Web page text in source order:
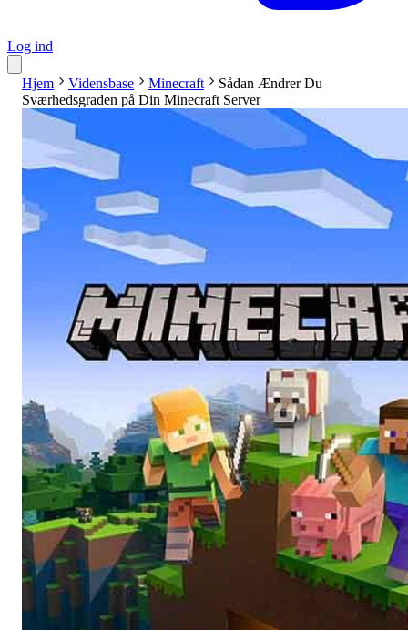
Log ind
Hjem Vidensbase Minecraft
Sådan Ændrer Du
Sværhedsgraden på Din Minecraft Server